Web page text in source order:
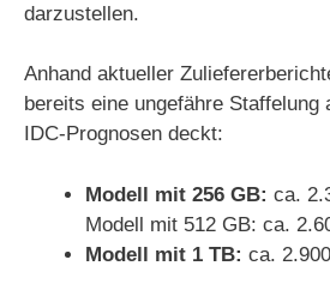
darzustellen.
Anhand aktueller
bereits eine ungefähre Staffelung
IDC-Prognosen deckt:
Modell mit 256 GB: ca.
Modell mit 512 GB: ca.
Modell mit 1 TB: ca.